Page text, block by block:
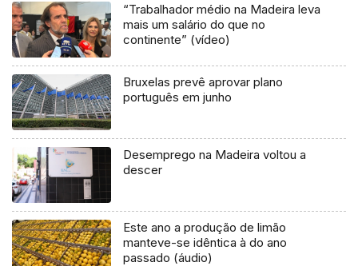
“Trabalhador médio na Madeira leva
mais um salário do que no
continente” (vídeo)
Bruxelas prevê aprovar plano
português em junho
Desemprego na Madeira voltou a
descer
Este ano a produção de limão
manteve-se idêntica à do ano
passado (áudio)